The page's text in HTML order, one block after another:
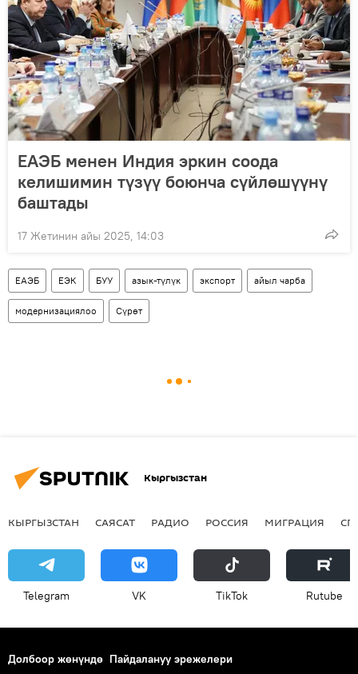
ЕАЭБ менен Индия эркин соода
келишимин түзүү боюнча сүйлөшүүнү
баштады
17 Жетинин айы 2025, 14:03
ЕАЭБ ЕЭК БУУ азык-түлүк экспорт айыл чарба
модернизациялоо Сүрөт
Кыргызстан
КЫРГЫЗСТАН САЯСАТ РАДИО РОССИЯ МИГРАЦИЯ
Telegram VK ТikТоk Rutube
Долбоор жөнүндө Пайдалануу эрежелери